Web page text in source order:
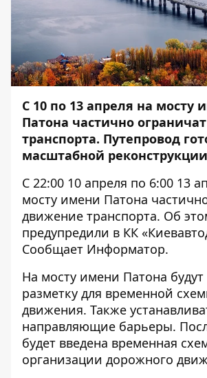
С 10 по 13 апреля на мосту
Патона частично
транспорта. Путепровод
масштабной
С 22:00 10 апреля по 6:00 13
мосту имени Патона
движение транспорта. Об
предупредили в КК
Сообщает Информатор.
На мосту имени Патона будут
разметку для временной
движения. Также
направляющие барьеры.
будет введена временная
организации дорожного